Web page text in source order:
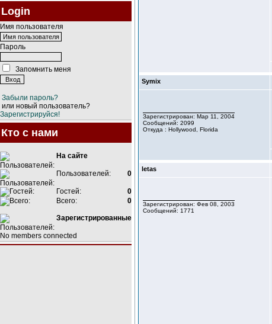
Login
Имя пользователя
Пароль
Запомнить меня
Забыли пароль?
или новый пользователь?
Зарегистрируйся!
Кто с нами
На сайте
Пользователей: 0
Гостей:
0
Всего:
0
Зарегистрированные
No members connected
Symix
Зарегистрирован: Мар 11, 2004
Сообщений: 2099
Откуда : Hollywood, Florida
letas
Зарегистрирован: Фев 08, 2003
Сообщений: 1771